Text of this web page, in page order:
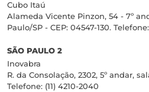
Cubo Itaú
Alameda Vicente Pinzon, 54 - 7º
Paulo/SP - CEP: 04547-130.
SÃO PAULO 2
Inovabra
R. da Consolação, 2302, 5º andar,
Telefone: (11) 4210-2040